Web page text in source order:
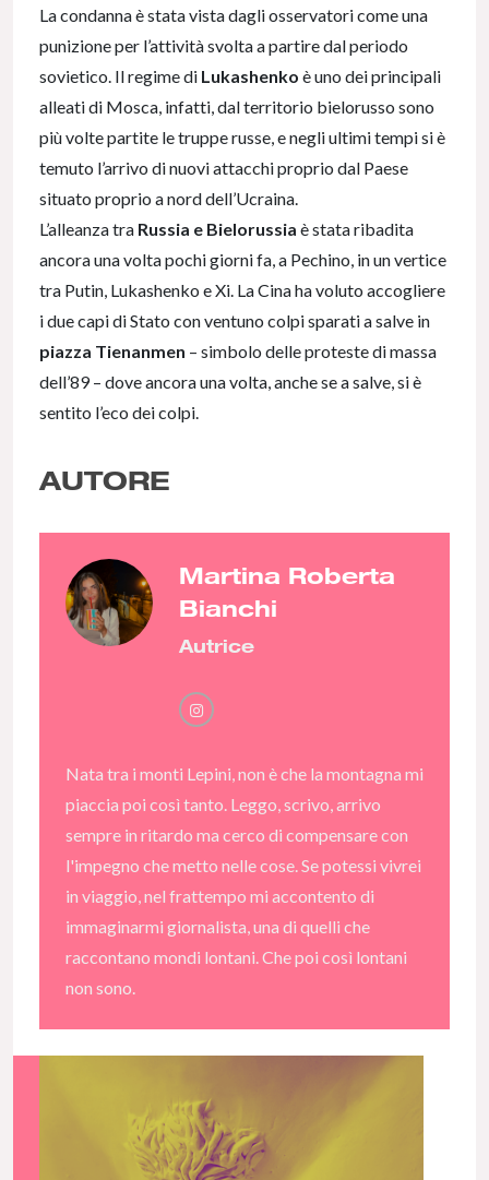
La condanna è stata vista dagli osservatori come una
punizione per l’attività svolta a partire dal periodo
sovietico. Il regime di Lukashenko è uno dei principali
alleati di Mosca, infatti, dal territorio bielorusso sono
più volte partite le truppe russe, e negli ultimi tempi si è
temuto l’arrivo di nuovi attacchi proprio dal Paese
situato proprio a nord dell’Ucraina.
L’alleanza tra Russia e Bielorussia è stata ribadita
ancora una volta pochi giorni fa, a Pechino, in un vertice
tra Putin, Lukashenko e Xi. La Cina ha voluto accogliere
i due capi di Stato con ventuno colpi sparati a salve in
piazza Tienanmen – simbolo delle proteste di massa
dell’89 – dove ancora una volta, anche se a salve, si è
sentito l’eco dei colpi.
AUTORE
Martina Roberta
Bianchi
Autrice
Nata tra i monti Lepini, non è che la montagna mi
piaccia poi così tanto. Leggo, scrivo, arrivo
sempre in ritardo ma cerco di compensare con
l'impegno che metto nelle cose. Se potessi vivrei
in viaggio, nel frattempo mi accontento di
immaginarmi giornalista, una di quelli che
raccontano mondi lontani. Che poi così lontani
non sono.